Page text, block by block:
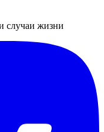
случаи жизни